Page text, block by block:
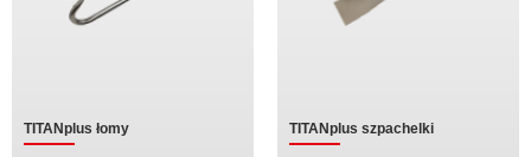
TITANplus łomy TITANplus szpachelki